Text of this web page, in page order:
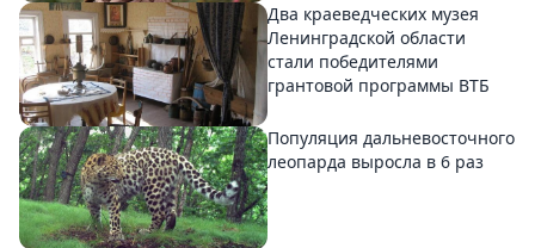
Два краеведческих музея
Ленинградской области
стали победителями
грантовой программы ВТБ
Популяция дальневосточного
леопарда выросла в 6 раз